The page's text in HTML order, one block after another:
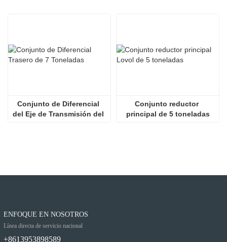
Conjunto de Diferencial
del Eje de Transmisión del
Conjunto reductor
principal de 5 toneladas
ENFOQUE EN NOSOTROS
Línea directa de servicio nacional
+8613953898589